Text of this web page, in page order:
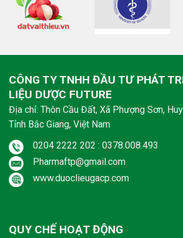
CÔNG TY TNHH ĐẦU TƯ PHÁT
LIỆU DƯỢC FUTURE
Địa chỉ: Thôn Cầu Đất, Xã Phượng Sơn,
Tỉnh Bắc Giang, Việt Nam
0204 2222 202 : 0378.008.493
Pharmaftp@gmail.com
www.duoclieugacp.com
QUY CHẾ HOẠT ĐỘNG